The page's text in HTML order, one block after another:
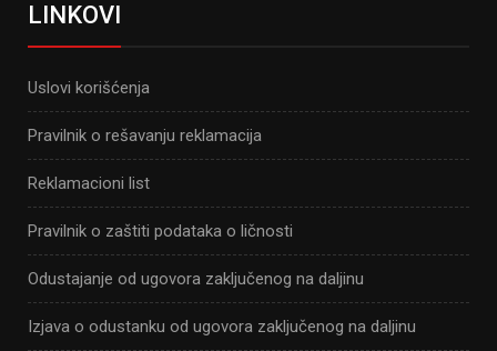
LINKOVI
Uslovi korišćenja
Pravilnik o rešavanju reklamacija
Reklamacioni list
Pravilnik o zaštiti podataka o ličnosti
Odustajanje od ugovora zaključenog na daljinu
Izjava o odustanku od ugovora zaključenog na daljinu